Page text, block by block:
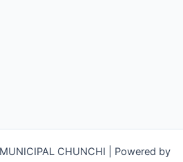
CHUNCHI | Powered by